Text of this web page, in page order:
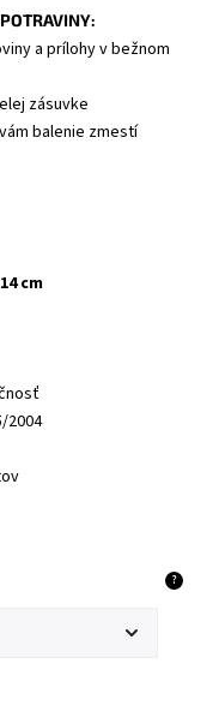
a prílohy v bežnom
zásuvke
balenie zmestí
cm
2004
?